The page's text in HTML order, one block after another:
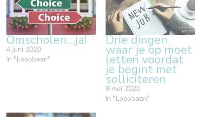
Omscholen…ja!
4 juni 2020
In "Loopbaan"
Drie dingen
waar je op moet
letten voordat
je begint met
solliciteren
8 mei 2020
In "Loopbaan"